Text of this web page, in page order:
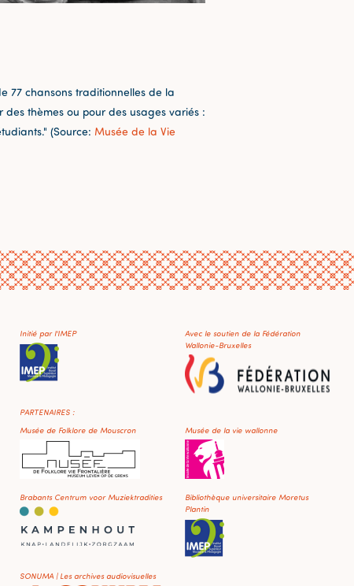
77 chansons traditionnelles de la
thèmes ou pour des usages variés :
(Source: Musée de la Vie
Initié par l'IMEP
Avec le soutien de la Fédération
Wallonie-Bruxelles
PARTENAIRES :
Musée de Folklore de Mouscron
Musée de la vie wallonne
Brabants Centrum voor Muziektradities
Bibliothèque universitaire Moretus
Plantin
SONUMA | Les archives audiovisuelles